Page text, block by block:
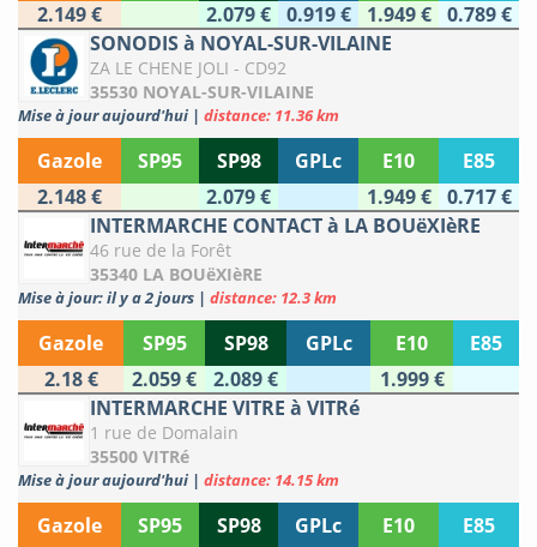
2.149 €
2.079 € 0.919 € 1.949 €
0.789 €
SONODIS à NOYAL-SUR-VILAINE
ZA LE CHENE JOLI - CD92
35530 NOYAL-SUR-VILAINE
Mise à jour aujourd'hui | distance: 11.36 km
Gazole SP95 SP98 GPLc E10
E85
2.148 €
2.079 € 1.949 €
0.717 €
INTERMARCHE CONTACT à LA BOUëXIèRE
46 rue de la Forêt
35340 LA BOUëXIèRE
Mise à jour: il y a 2 jours | distance: 12.3 km
Gazole SP95 SP98 GPLc E10
E85
2.18 €
2.059 € 2.089 €
1.999 €
INTERMARCHE VITRE à VITRé
1 rue de Domalain
35500 VITRé
Mise à jour aujourd'hui | distance: 14.15 km
Gazole SP95 SP98 GPLc E10
E85